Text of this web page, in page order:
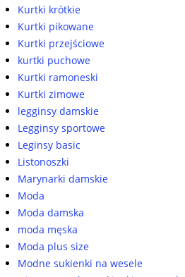
Kurtki krótkie
Kurtki pikowane
Kurtki przejściowe
kurtki puchowe
Kurtki ramoneski
Kurtki zimowe
legginsy damskie
Legginsy sportowe
Leginsy basic
Listonoszki
Marynarki damskie
Moda
Moda damska
moda męska
Moda plus size
Modne sukienki na wesele